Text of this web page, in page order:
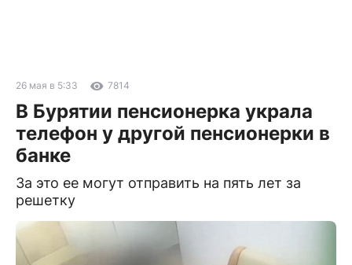
26 мая в 5:33 7814
В Бурятии пенсионерка украла
телефон у другой пенсионерки в
банке
За это ее могут отправить на пять лет за
решетку